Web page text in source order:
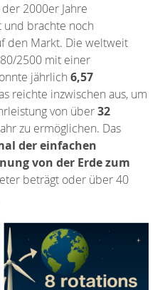
2000er Jahre
brachte noch
den Markt. Die weltweit
2500 mit einer
jährlich 6,57
reichte inzwischen aus, um
von über32
zu ermöglichen. Das
der einfachen
von der Erde zum
beträgt oder über 40